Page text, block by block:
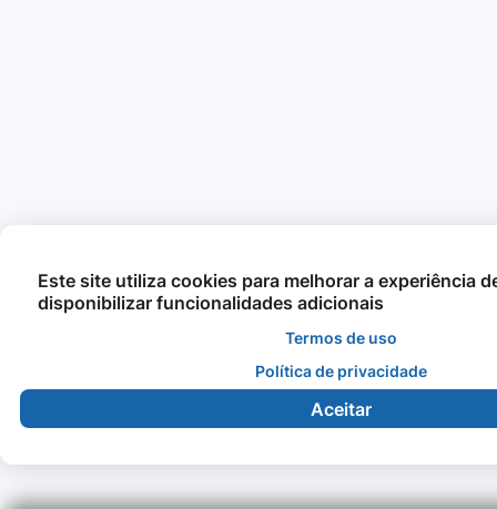
Este site utiliza cookies para melhorar a experiência
disponibilizar funcionalidades adicionais
Termos de uso
Política de privacidade
Aceitar